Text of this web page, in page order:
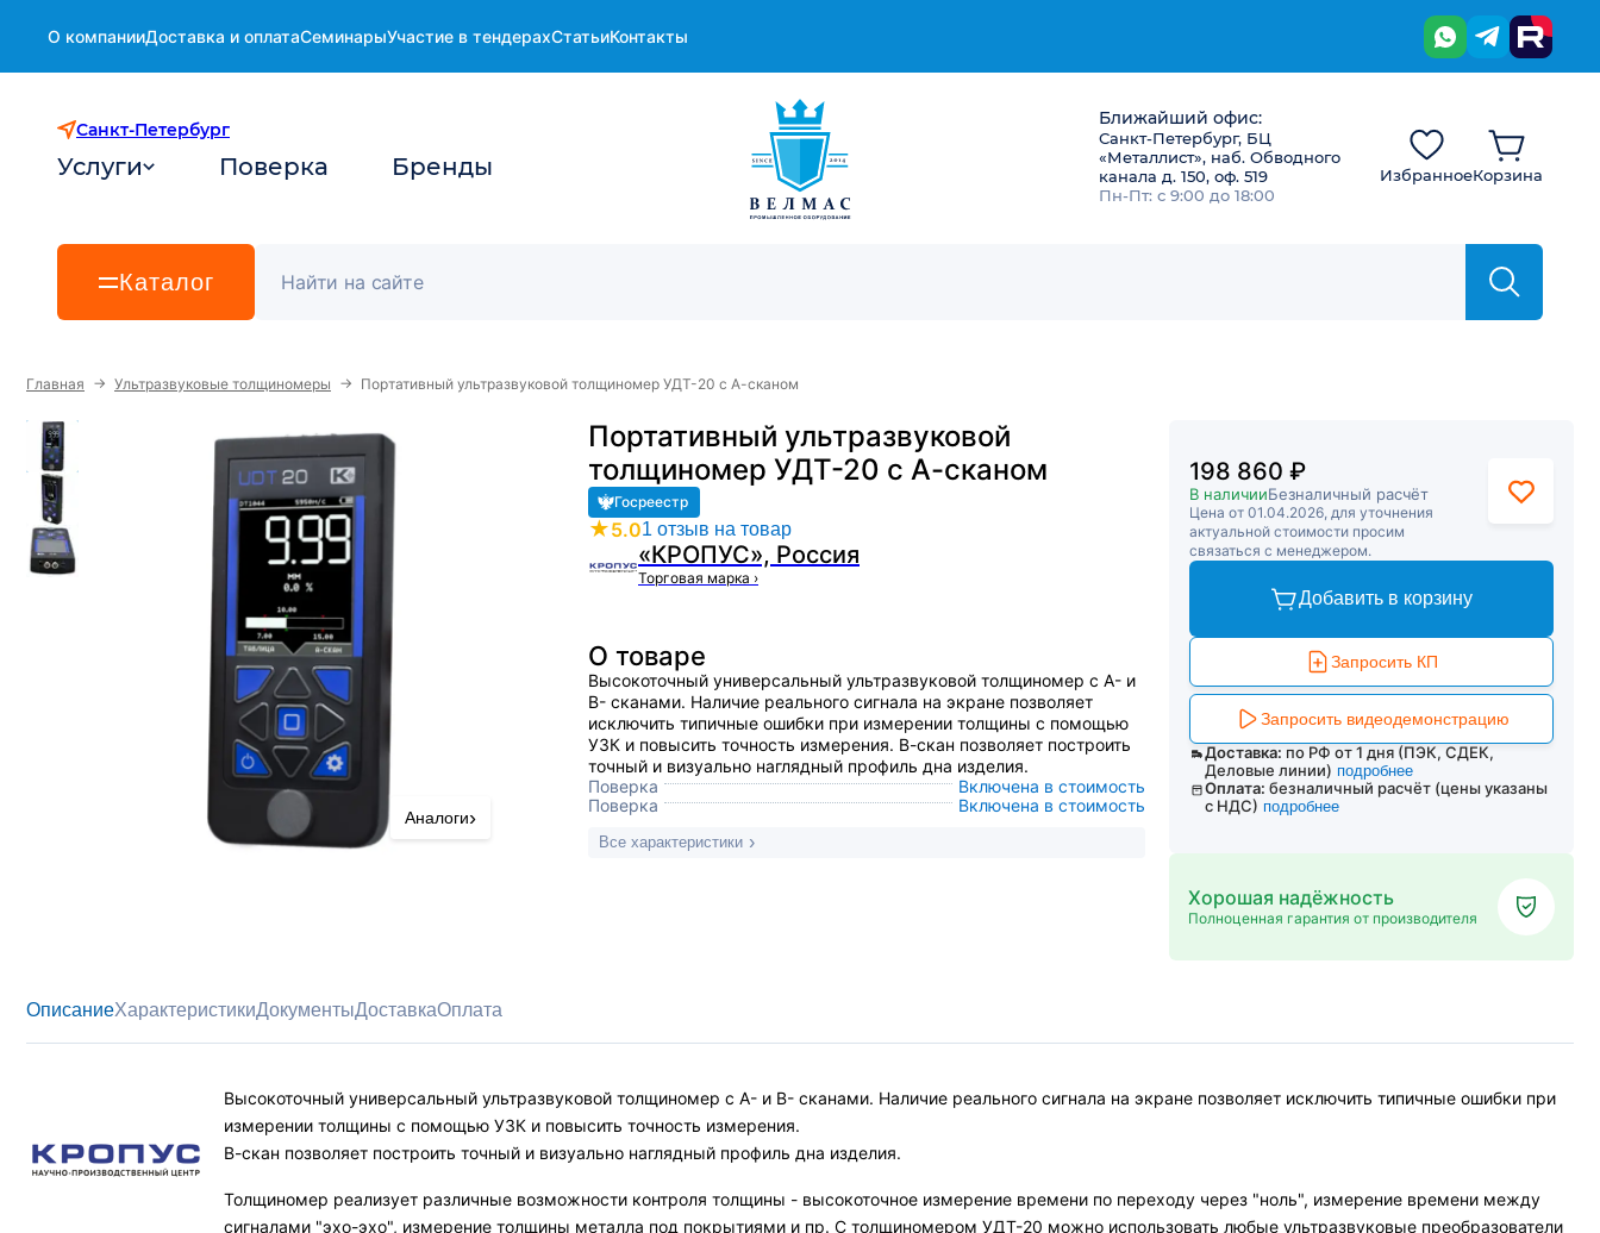
О компанииДоставка и оплатаСеминарыУчастие в тендерахСтатьиКонтакты
Санкт-Петербург
Услуги Поверка Бренды
Ближайший офис:
Санкт-Петербург, БЦ
«Металлист», наб. Обводного
канала д. 150, оф. 519
Пн-Пт: с 9:00 до 18:00
ИзбранноеКорзина
Каталог
Главная → Ультразвуковые толщиномеры → Портативный ультразвуковой толщиномер УДТ-20 с А-сканом
Портативный ультразвуковой
толщиномер УДТ-20 с А-сканом
Госреестр
★5.01 отзыв на товар
«КРОПУС», Россия
Торговая марка ›
Аналоги›
О товаре
Высокоточный универсальный ультразвуковой толщиномер с А- и
В- сканами. Наличие реального сигнала на экране позволяет
исключить типичные ошибки при измерении толщины с помощью
УЗК и повысить точность измерения. В-скан позволяет построить
точный и визуально наглядный профиль дна изделия.
Поверка
Включена в стоимость
Поверка
Включена в стоимость
Все характеристики
198 860 ₽
В наличииБезналичный расчёт
Цена от 01.04.2026, для уточнения
актуальной стоимости просим
связаться с менеджером.
Добавить в корзину
Запросить КП
Запросить видеодемонстрацию
Доставка: по РФ от 1 дня (ПЭК, СДЕК,
Деловые линии) подробнее
Оплата: безналичный расчёт (цены указаны
с НДС) подробнее
Хорошая надёжность
Полноценная гарантия от производителя
ОписаниеХарактеристикиДокументыДоставкаОплата
Высокоточный универсальный ультразвуковой толщиномер с А- и В- сканами. Наличие реального сигнала на экране позволяет исключить типичные ошибки при
измерении толщины с помощью УЗК и повысить точность измерения.
В-скан позволяет построить точный и визуально наглядный профиль дна изделия.
Толщиномер реализует различные возможности контроля толщины - высокоточное измерение времени по переходу через "ноль", измерение времени между
сигналами "эхо-эхо", измерение толщины металла под покрытиями и пр. С толщиномером УДТ-20 можно использовать любые ультразвуковые преобразователи